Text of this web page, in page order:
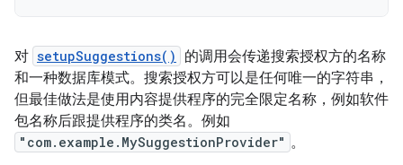
对 setupSuggestions()
的调用会传递搜索授权方的名称
和一种数据库模式。搜索授权方可以是任何唯一的字符串，
但最佳做法是使用内容提供程序的完全限定名称，例如软件
包名称后跟提供程序的类名。例如
"com.example.MySuggestionProvider" 。